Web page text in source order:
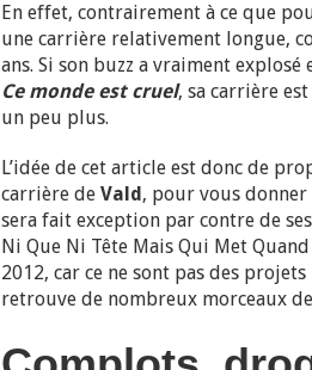
En effet, contrairement à ce que
une carrière relativement longue,
ans. Si son buzz a vraiment explosé
Ce monde est cruel, sa carrière
un peu plus.
L’idée de cet article est donc de
carrière de Vald , pour vous
sera fait exception par contre de
Ni Que Ni Tête Mais Qui Met
2012, car ce ne sont pas des
retrouve de nombreux morceaux